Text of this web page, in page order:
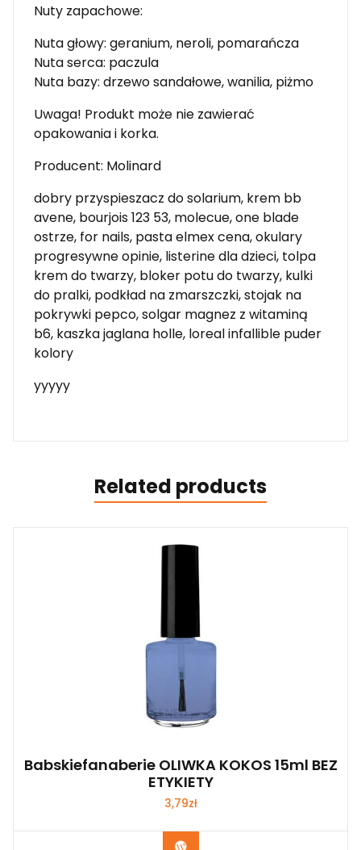
Nuty zapachowe:
Nuta głowy: geranium, neroli, pomarańcza
Nuta serca: paczula
Nuta bazy: drzewo sandałowe, wanilia, piżmo
Uwaga! Produkt może nie zawierać
opakowania i korka.
Producent: Molinard
dobry przyspieszacz do solarium, krem bb
avene, bourjois 123 53, molecue, one blade
ostrze, for nails, pasta elmex cena, okulary
progresywne opinie, listerine dla dzieci, tolpa
krem do twarzy, bloker potu do twarzy, kulki
do pralki, podkład na zmarszczki, stojak na
pokrywki pepco, solgar magnez z witaminą
b6, kaszka jaglana holle, loreal infallible puder
kolory
yyyyy
Related products
Babskiefanaberie OLIWKA KOKOS 15ml BEZ
ETYKIETY
3,79zł